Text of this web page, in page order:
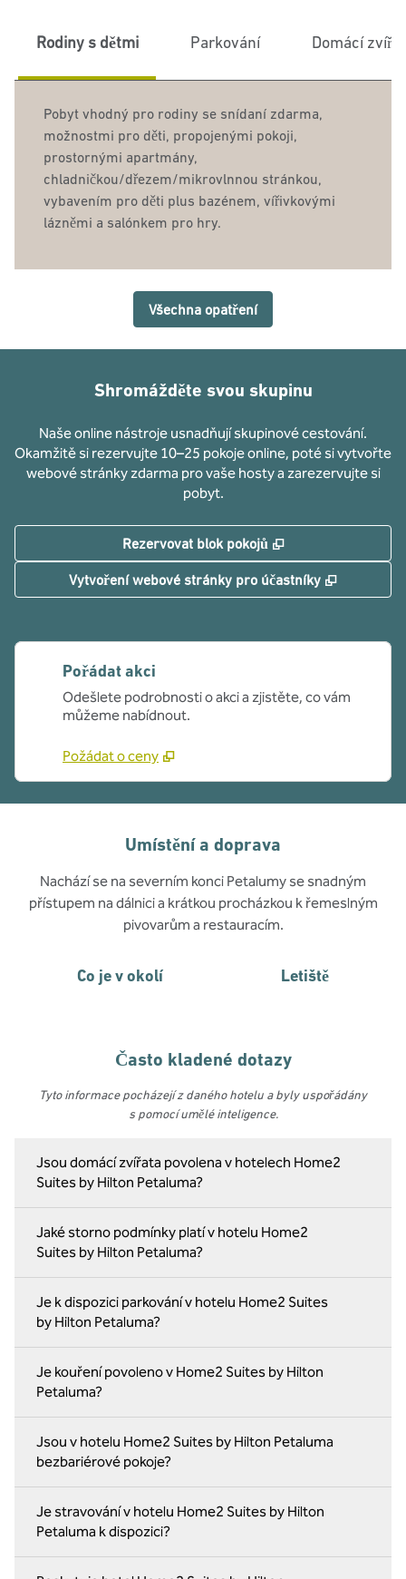
Rodiny s dětmi Parkování Domácí
Pobyt vhodný pro rodiny se snídaní zdarma,
možnostmi pro děti, propojenými pokoji,
prostornými apartmány,
chladničkou/dřezem/mikrovlnnou stránkou,
vybavením pro děti plus bazénem, vířivkovými
lázněmi a salónkem pro hry.
Všechna opatření
Shromážděte svou skupinu
Naše online nástroje usnadňují skupinové cestování.
Okamžitě si rezervujte 10–25 pokoje online, poté si vytvořte
webové stránky zdarma pro vaše hosty a zarezervujte si
pobyt.
Rezervovat blok pokojů ,
Vytvoření webové stránky pro účastníky ,
Pořádat akci
Odešlete podrobnosti o akci a zjistěte, co vám
můžeme nabídnout.
Požádat o ceny
Umístění a doprava
Nachází se na severním konci Petalumy se snadným
přístupem na dálnici a krátkou procházkou k řemeslným
pivovarům a restauracím.
Co je v okolí Letiště
Často kladené dotazy
Tyto informace pocházejí z daného hotelu a byly uspořádány
s pomocí umělé inteligence.
Jsou domácí zvířata povolena v hotelech Home2
Suites by Hilton Petaluma?
Jaké storno podmínky platí v hotelu Home2
Suites by Hilton Petaluma?
Je k dispozici parkování v hotelu Home2 Suites
by Hilton Petaluma?
Je kouření povoleno v Home2 Suites by Hilton
Petaluma?
Jsou v hotelu Home2 Suites by Hilton Petaluma
bezbariérové pokoje?
Je stravování v hotelu Home2 Suites by Hilton
Petaluma k dispozici?